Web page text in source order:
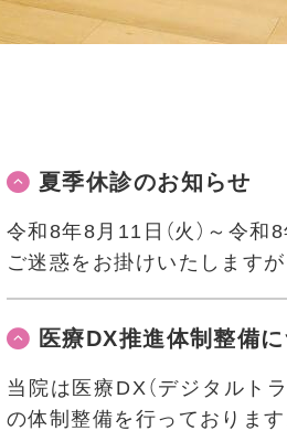
夏季休診のお知らせ
令和8年8月11日（火）～令和
ご迷惑をお掛けいたします
医療DX推進体制整備
当院は医療DX（デジタルト
の体制整備を行っております